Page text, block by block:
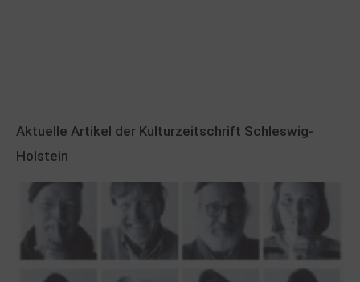
Aktuelle Artikel der Kulturzeitschrift Schleswig-
Holstein